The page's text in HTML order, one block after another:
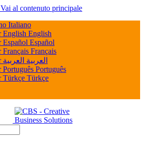
Vai al contenuto principale
Italiano
English
Español
Français
العربية
Português
Türkçe